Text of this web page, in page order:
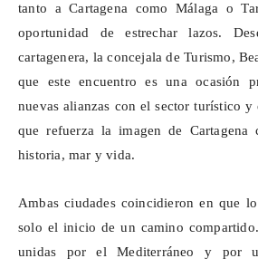
tanto a Cartagena como Málaga o
oportunidad de estrechar lazos.
cartagenera, la concejala de Turismo,
que este encuentro es una ocasión
nuevas alianzas con el sector turístico y
que refuerza la imagen de Cartagena
historia, mar y vida.
Ambas ciudades coincidieron en que
solo el inicio de un camino
unidas por el Mediterráneo y por